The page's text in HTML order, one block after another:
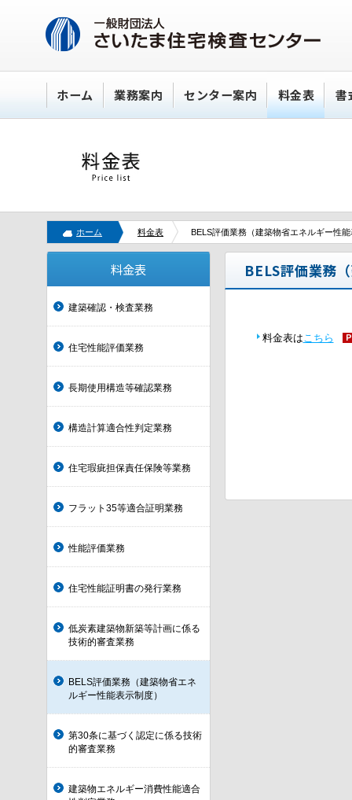
ホーム 業務案内 センター案内 料金表 書
ホーム 料金表 BELS評価業務（建築物省エネルギー性
料金表
建築確認・検査業務
住宅性能評価業務
長期使用構造等確認業務
構造計算適合性判定業務
住宅瑕疵担保責任保険等業務
フラット35等適合証明業務
性能評価業務
住宅性能証明書の発行業務
低炭素建築物新築等計画に係る
技術的審査業務
BELS評価業務（建築物省エネ
ルギー性能表示制度）
第30条に基づく認定に係る技術
的審査業務
建築物エネルギー消費性能適合
BELS評価業務
料金表はこちら